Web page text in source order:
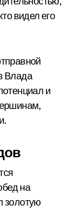
видел его
Влада
и
на
золотую